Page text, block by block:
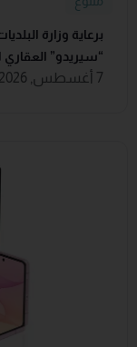
برعاية وزارة
“سيريدو”
7 أغسطس, 2026